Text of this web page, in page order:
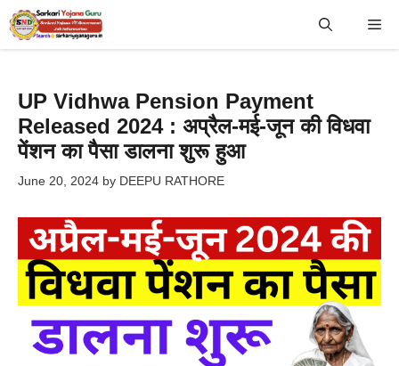
Skip
to
UP Vidhwa Pension Payment
Released 2024 : अप्रैल-मई-जून की विधवा
पेंशन का पैसा डालना शुरू हुआ
June 20, 2024 by DEEPU RATHORE